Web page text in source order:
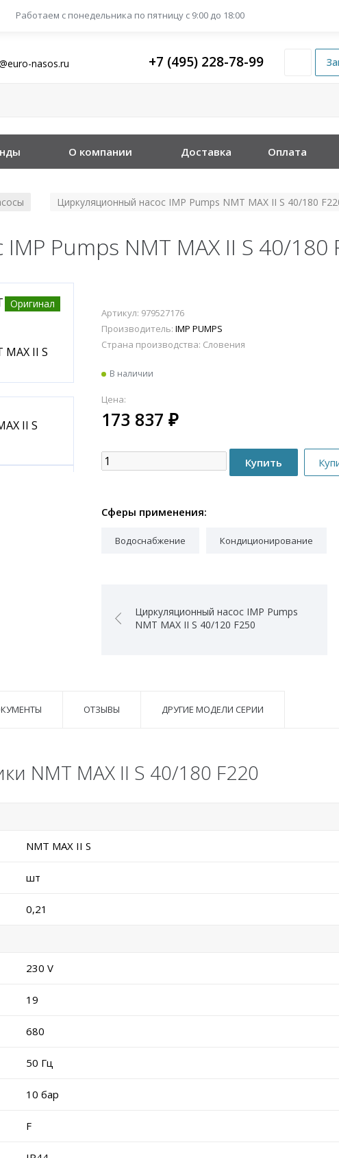
Работаем с понедельника по пятницу с 9:00 до 18:00
nasos.ru +7 (495) 228-78-99
О компании Доставка Оплата
Циркуляционный насос IMP Pumps NMT MAX II S 40/180
Pumps NMT MAX II S 40/180
Оригинал
Артикул: 979527176
Производитель: IMP PUMPS
Страна производства: Словения
В наличии
Цена:
173 837 ₽
Сферы применения:
Водоснабжение Кондиционирование
Циркуляционный насос IMP Pumps
NMT MAX II S 40/120 F250
ОТЗЫВЫ ДРУГИЕ МОДЕЛИ СЕРИИ
NMT MAX II S 40/180 F220
NMT MAX II S
шт
0,21
230 V
19
680
50 Гц
10 бар
F